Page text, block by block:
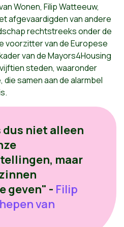
Wonen, Filip Watteeuw,
afgevaardigden van andere
rechtstreeks onder de
voorzitter van de Europese
van de Mayors4Housing
steden, waaronder
die samen aan de alarmbel
niet alleen
maar
geven" - Filip
van